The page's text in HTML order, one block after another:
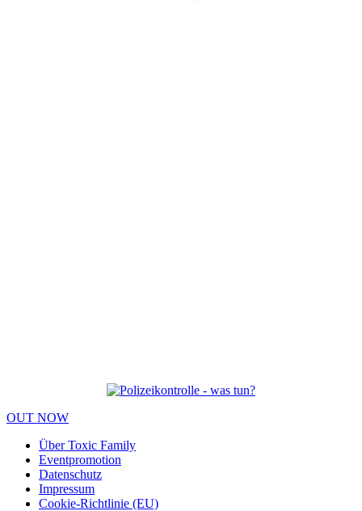
OUT NOW
Über Toxic Family
Eventpromotion
Datenschutz
Impressum
Cookie-Richtlinie (EU)